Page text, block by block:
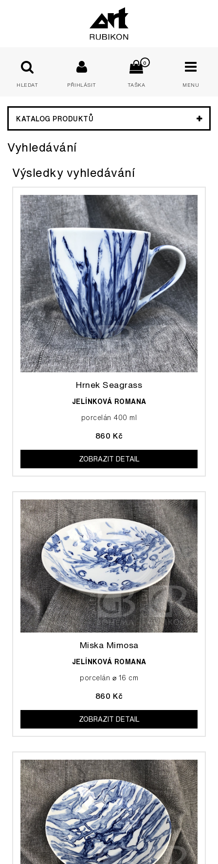
HLEDAT PŘIHLÁSIT
0
TAŠKA MENU
Heslo:
Zapomenuté heslo Nová registrace
KATALOG PRODUKTŮ
Vyhledávání
Výsledky vyhledávání
Hrnek Seagrass
JELÍNKOVÁ ROMANA
porcelán 400 ml
860 Kč
ZOBRAZIT DETAIL
Miska Mimosa
JELÍNKOVÁ ROMANA
porcelán ⌀ 16 cm
860 Kč
ZOBRAZIT DETAIL